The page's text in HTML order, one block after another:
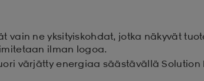
vain ne yksityiskohdat, jotka näkyvät
ilman logoa.
värjätty energiaa säästävällä Solution